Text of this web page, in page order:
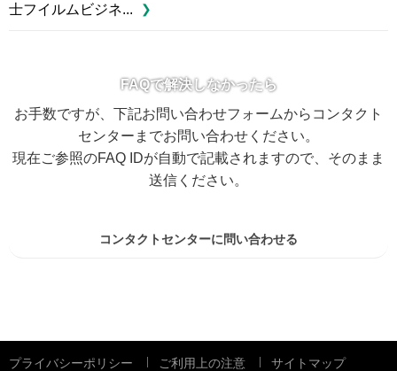
士フイルムビジネ...
FAQで解決しなかったら
お手数ですが、下記お問い合わせフォームからコンタクト
センターまでお問い合わせください。
現在ご参照のFAQ IDが自動で記載されますので、そのまま
送信ください。
コンタクトセンターに問い合わせる
プライバシーポリシー ご利用上の注意 サイトマップ